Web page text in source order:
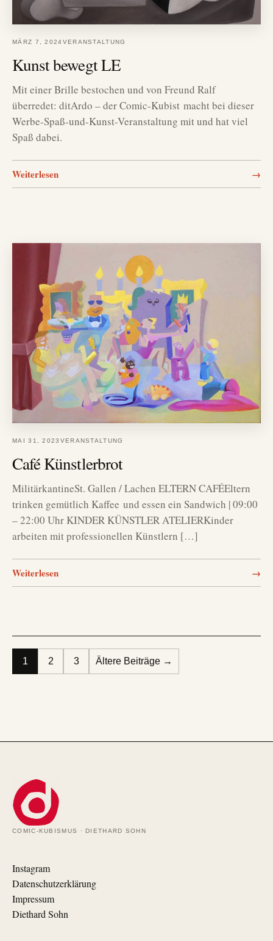
MÄRZ 7, 2024VERANSTALTUNG
Kunst bewegt LE
Mit einer Brille bestochen und von Freund Ralf
überredet: ditArdo – der Comic-Kubist macht bei dieser
Werbe-Spaß-und-Kunst-Veranstaltung mit und hat viel
Spaß dabei.
Weiterlesen →
MAI 31, 2023 VERANSTALTUNG
Café Künstlerbrot
MilitärkantineSt. Gallen / Lachen ELTERN CAFÉEltern
trinken gemütlich Kaffee und essen ein Sandwich | 09:00
– 22:00 Uhr KINDER KÜNSTLER ATELIERKinder
arbeiten mit professionellen Künstlern […]
Weiterlesen →
Seitennummerierung der Beiträge
1 2 3 Ältere Beiträge →
COMIC-KUBISMUS · DIETHARD SOHN
Instagram
Datenschutzerklärung
Impressum
Diethard Sohn